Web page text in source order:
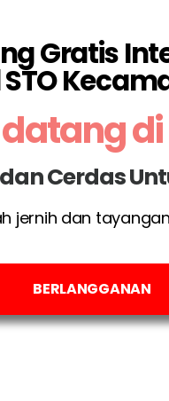
Gratis
Cerdas
jernih dan
BERLANGGANAN